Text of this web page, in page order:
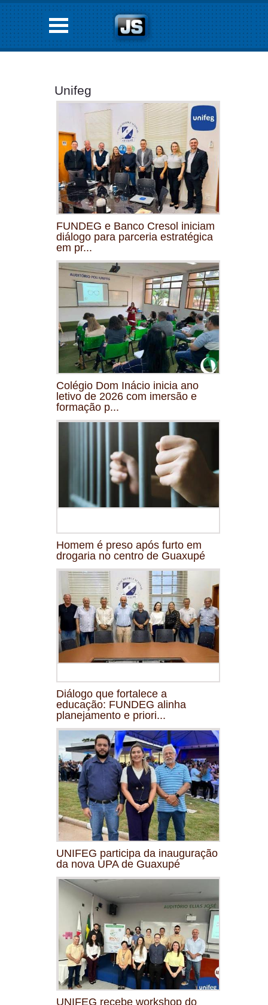
Unifeg
FUNDEG e Banco Cresol iniciam
diálogo para parceria estratégica
em pr...
Colégio Dom Inácio inicia ano
letivo de 2026 com imersão e
formação p...
Homem é preso após furto em
drogaria no centro de Guaxupé
Diálogo que fortalece a
educação: FUNDEG alinha
planejamento e priori...
UNIFEG participa da inauguração
da nova UPA de Guaxupé
UNIFEG recebe workshop do